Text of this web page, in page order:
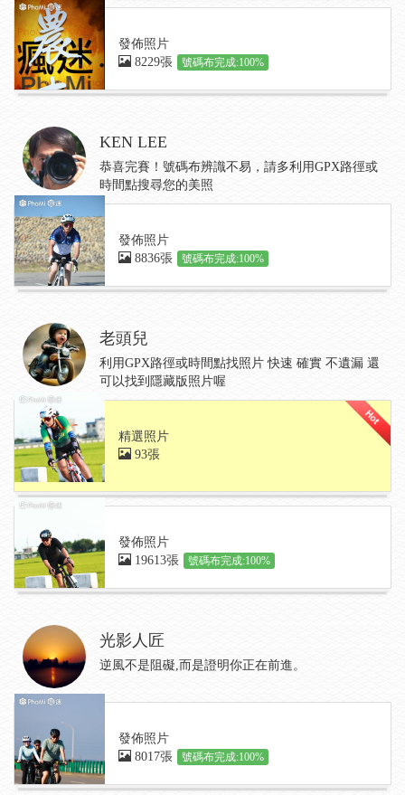
發佈照片
8229張
號碼布完成:100%
KEN LEE
恭喜完賽！號碼布辨識不易，請多利用GPX路徑或
時間點搜尋您的美照
發佈照片
8836張
號碼布完成:100%
老頭兒
利用GPX路徑或時間點找照片 快速 確實 不遺漏 還
可以找到隱藏版照片喔
精選照片
93張
發佈照片
19613張
號碼布完成:100%
光影人匠
逆風不是阻礙,而是證明你正在前進。
發佈照片
8017張
號碼布完成:100%